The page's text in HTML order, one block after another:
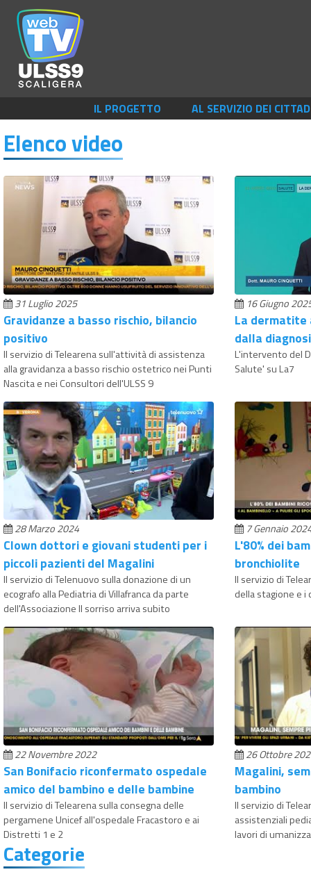
IL PROGETTO AL SERVIZIO DEI
Elenco video
31 Luglio 2025
Gravidanze a basso rischio, bilancio
positivo
Il servizio di Telearena sull'attività di assistenza
alla gravidanza a basso rischio ostetrico nei Punti
Nascita e nei Consultori dell'ULSS 9
16 Giugno
La dermatite
dalla
L'intervento del
Salute' su La7
28 Marzo 2024
Clown dottori e giovani studenti per i
piccoli pazienti del Magalini
Il servizio di Telenuovo sulla donazione di un
ecografo alla Pediatria di Villafranca da parte
dell'Associazione Il sorriso arriva subito
7 Gennaio
L'80% dei
bronchiolite
Il servizio di
della stagione e i
22 Novembre 2022
San Bonifacio riconfermato ospedale
amico del bambino e delle bambine
Il servizio di Telearena sulla consegna delle
pergamene Unicef all'ospedale Fracastoro e ai
Distretti 1 e 2
26 Ottobre
Magalini,
bambino
Il servizio di
assistenziali
lavori di
Categorie